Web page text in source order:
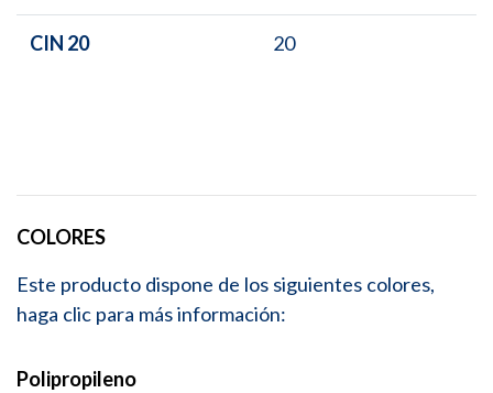
CIN 20 20
COLORES
Este producto dispone de los siguientes colores,
haga clic para más información:
Polipropileno